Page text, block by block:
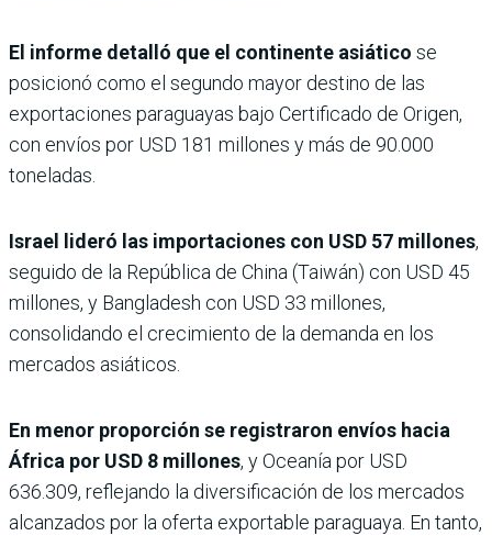
El informe detalló que el continente asiático se
posicionó como el segundo mayor destino de las
exportaciones paraguayas bajo Certificado de Origen,
con envíos por USD 181 millones y más de 90.000
toneladas.
Israel lideró las importaciones con USD 57 millones,
seguido de la República de China (Taiwán) con USD 45
millones, y Bangladesh con USD 33 millones,
consolidando el crecimiento de la demanda en los
mercados asiáticos.
En menor proporción se registraron envíos hacia
África por USD 8 millones, y Oceanía por USD
636.309, reflejando la diversificación de los mercados
alcanzados por la oferta exportable paraguaya. En tanto,